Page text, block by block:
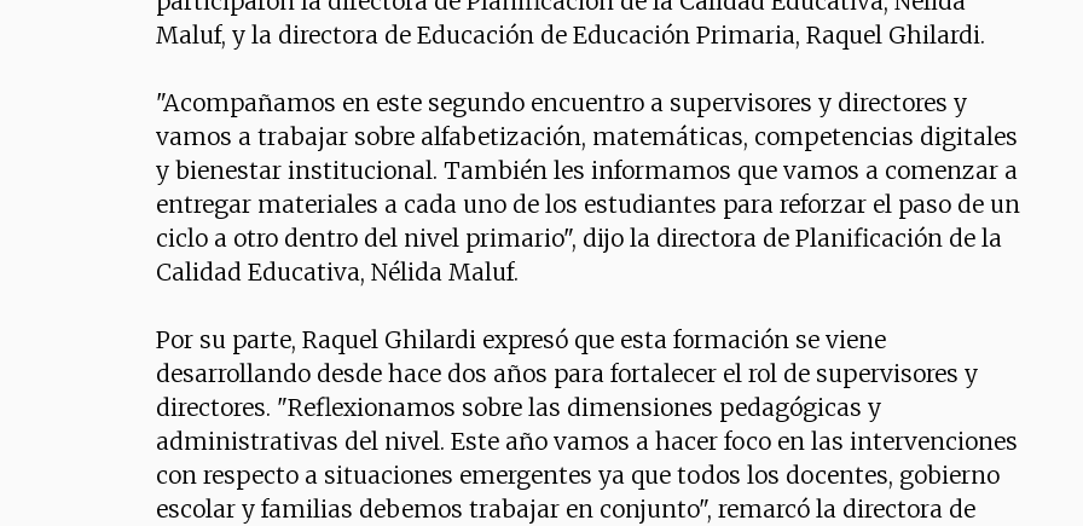
Maluf, y la directora de Educación de Educación Primaria, Raquel Ghilardi.
"Acompañamos en este segundo encuentro a supervisores y directores y
vamos a trabajar sobre alfabetización, matemáticas, competencias digitales
y bienestar institucional. También les informamos que vamos a comenzar a
entregar materiales a cada uno de los estudiantes para reforzar el paso de un
ciclo a otro dentro del nivel primario", dijo la directora de Planificación de la
Calidad Educativa, Nélida Maluf.
Por su parte, Raquel Ghilardi expresó que esta formación se viene
desarrollando desde hace dos años para fortalecer el rol de supervisores y
directores. "Reflexionamos sobre las dimensiones pedagógicas y
administrativas del nivel. Este año vamos a hacer foco en las intervenciones
con respecto a situaciones emergentes ya que todos los docentes, gobierno
escolar y familias debemos trabajar en conjunto", remarcó la directora de